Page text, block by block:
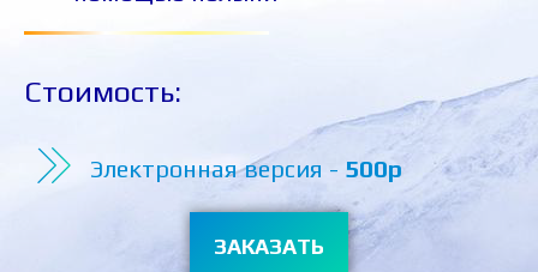
Стоимость:
Электронная версия - 500р
ЗАКАЗАТЬ